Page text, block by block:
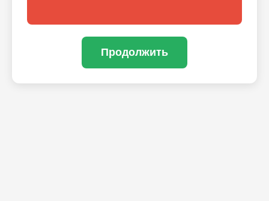
Продолжить